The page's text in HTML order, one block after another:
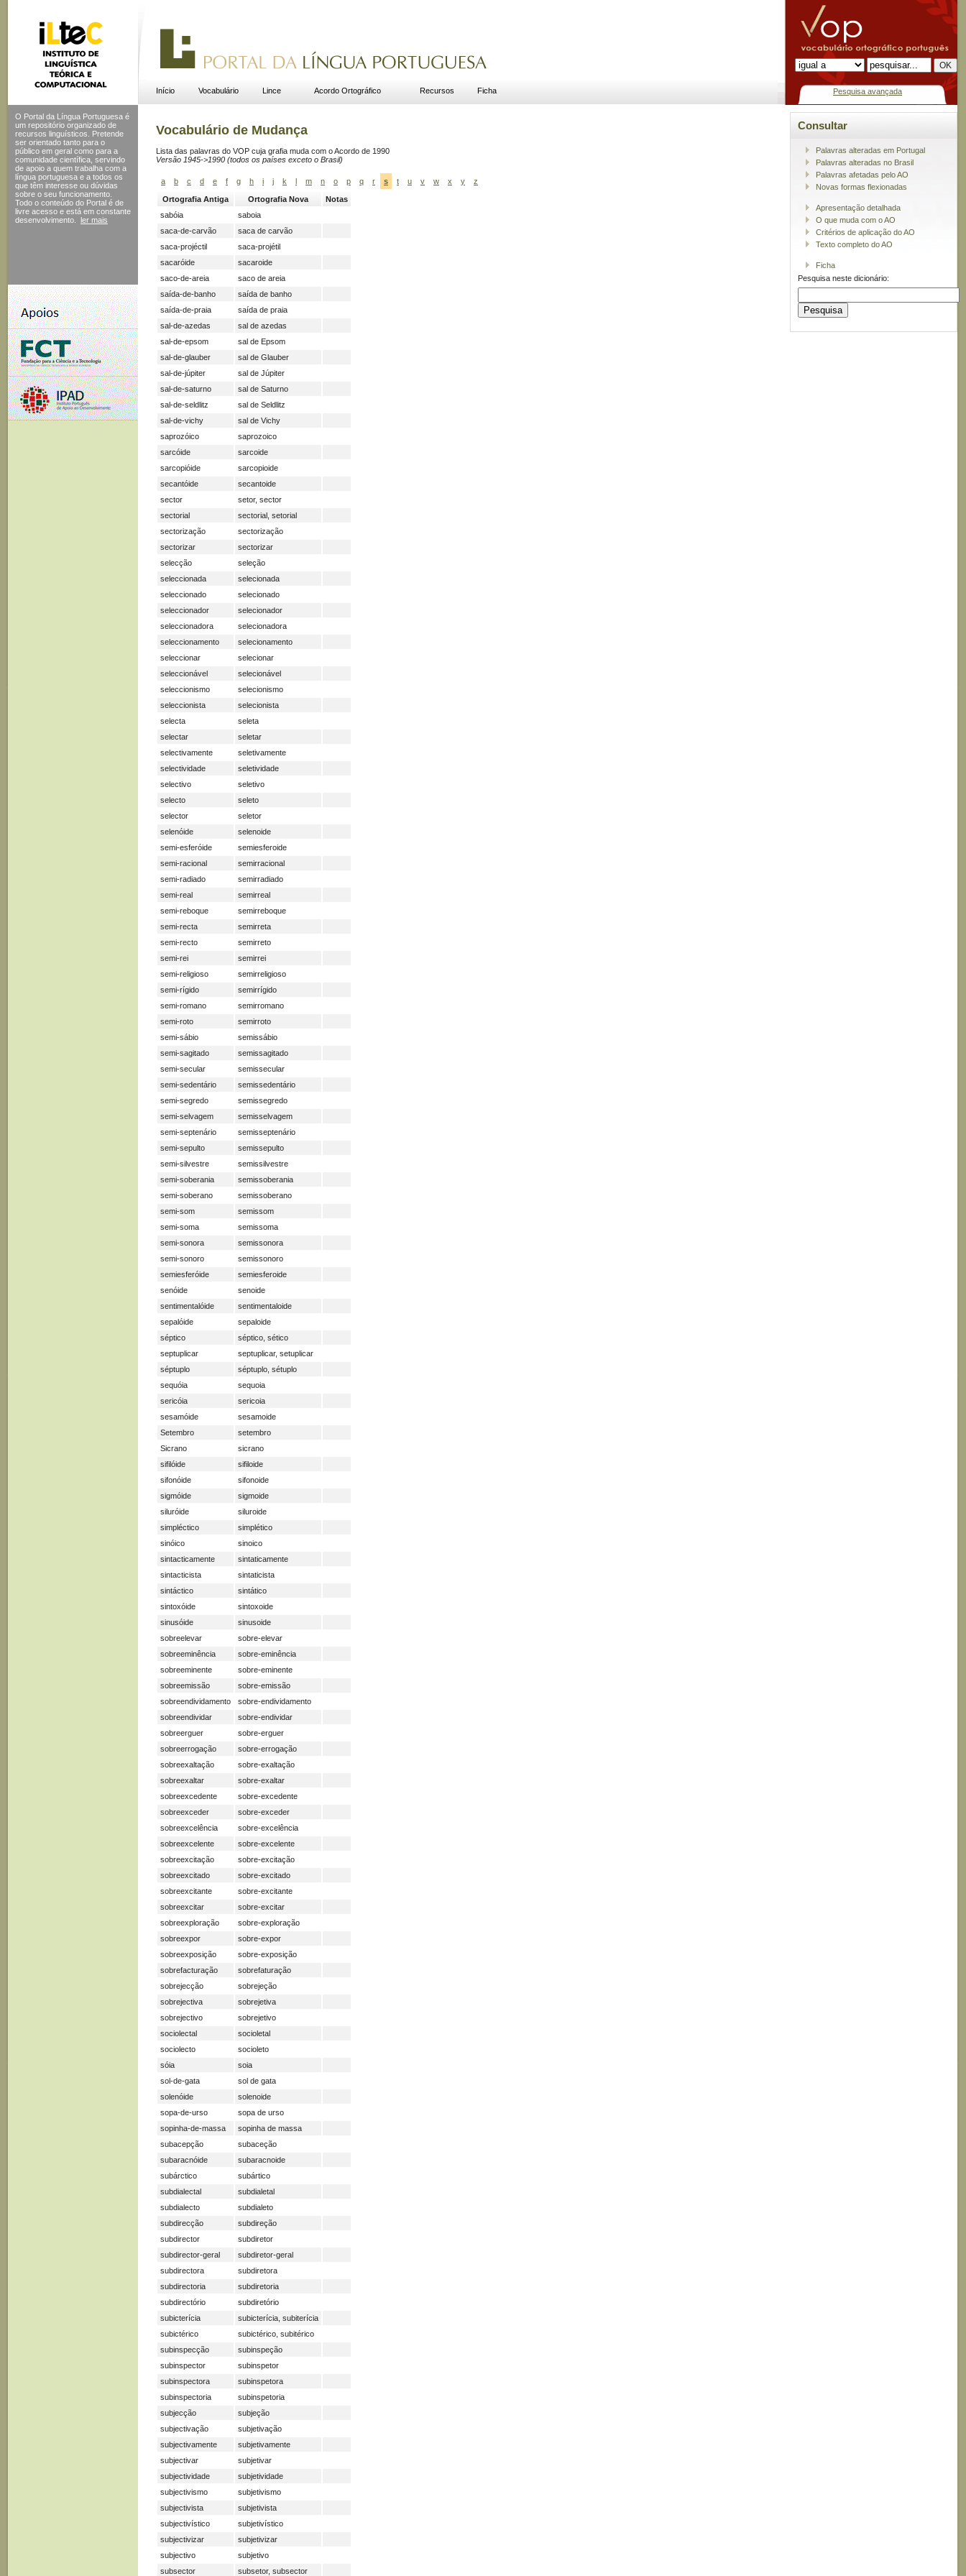
Início Vocabulário Lince Acordo Ortográfico Recursos Ficha Pesquisa avançada
O Portal da Língua Portuguesa é
um repositório organizado de
recursos linguísticos. Pretende
ser orientado tanto para o
público em geral como para a
comunidade científica, servindo
de apoio a quem trabalha com a
língua portuguesa e a todos os
que têm interesse ou dúvidas
sobre o seu funcionamento.
Todo o conteúdo do Portal é de
livre acesso e está em constante
desenvolvimento.
ler mais
Vocabulário de Mudança
Lista das palavras do VOP cuja grafia muda com o Acordo de 1990
Versão 1945->1990 (todos os países exceto o Brasil)
a b c d e f g h i j k l m n o p q r s t u v w x y z
Ortografia Antiga Ortografia Nova
Notas
sabóia
saboia
saca-de-carvão
saca de carvão
saca-projéctil
saca-projétil
sacaróide
sacaroide
saco-de-areia
saco de areia
saída-de-banho
saída de banho
saída-de-praia
saída de praia
sal-de-azedas
sal de azedas
sal-de-epsom
sal de Epsom
sal-de-glauber
sal de Glauber
sal-de-júpiter
sal de Júpiter
sal-de-saturno
sal de Saturno
sal-de-seldlitz
sal de Seldlitz
sal-de-vichy
sal de Vichy
saprozóico
saprozoico
sarcóide
sarcoide
sarcopióide
sarcopioide
secantóide
secantoide
sector
setor, sector
sectorial
sectorial, setorial
sectorização
sectorização
sectorizar
sectorizar
selecção
seleção
seleccionada
selecionada
seleccionado
selecionado
seleccionador
selecionador
seleccionadora
selecionadora
seleccionamento
selecionamento
seleccionar
selecionar
seleccionável
selecionável
seleccionismo
selecionismo
seleccionista
selecionista
selecta
seleta
selectar
seletar
selectivamente
seletivamente
selectividade
seletividade
selectivo
seletivo
selecto
seleto
selector
seletor
selenóide
selenoide
semi-esferóide
semiesferoide
semi-racional
semirracional
semi-radiado
semirradiado
semi-real
semirreal
semi-reboque
semirreboque
semi-recta
semirreta
semi-recto
semirreto
semi-rei
semirrei
semi-religioso
semirreligioso
semi-rígido
semirrígido
semi-romano
semirromano
semi-roto
semirroto
semi-sábio
semissábio
semi-sagitado
semissagitado
semi-secular
semissecular
semi-sedentário
semissedentário
semi-segredo
semissegredo
semi-selvagem
semisselvagem
semi-septenário
semisseptenário
semi-sepulto
semissepulto
semi-silvestre
semissilvestre
semi-soberania
semissoberania
semi-soberano
semissoberano
semi-som
semissom
semi-soma
semissoma
semi-sonora
semissonora
semi-sonoro
semissonoro
semiesferóide
semiesferoide
senóide
senoide
sentimentalóide
sentimentaloide
sepalóide
sepaloide
séptico
séptico, sético
septuplicar
septuplicar, setuplicar
séptuplo
séptuplo, sétuplo
sequóia
sequoia
sericóia
sericoia
sesamóide
sesamoide
Setembro
setembro
Sicrano
sicrano
sifilóide
sifiloide
sifonóide
sifonoide
sigmóide
sigmoide
siluróide
siluroide
simpléctico
simplético
sinóico
sinoico
sintacticamente
sintaticamente
sintacticista
sintaticista
sintáctico
sintático
sintoxóide
sintoxoide
sinusóide
sinusoide
sobreelevar
sobre-elevar
sobreeminência
sobre-eminência
sobreeminente
sobre-eminente
sobreemissão
sobre-emissão
sobreendividamento
sobre-endividamento
sobreendividar
sobre-endividar
sobreerguer
sobre-erguer
sobreerrogação
sobre-errogação
sobreexaltação
sobre-exaltação
sobreexaltar
sobre-exaltar
sobreexcedente
sobre-excedente
sobreexceder
sobre-exceder
sobreexcelência
sobre-excelência
sobreexcelente
sobre-excelente
sobreexcitação
sobre-excitação
sobreexcitado
sobre-excitado
sobreexcitante
sobre-excitante
sobreexcitar
sobre-excitar
sobreexploração
sobre-exploração
sobreexpor
sobre-expor
sobreexposição
sobre-exposição
sobrefacturação
sobrefaturação
sobrejecção
sobrejeção
sobrejectiva
sobrejetiva
sobrejectivo
sobrejetivo
sociolectal
socioletal
sociolecto
socioleto
sóia
soia
sol-de-gata
sol de gata
solenóide
solenoide
sopa-de-urso
sopa de urso
sopinha-de-massa
sopinha de massa
subacepção
subaceção
subaracnóide
subaracnoide
subárctico
subártico
subdialectal
subdialetal
subdialecto
subdialeto
subdirecção
subdireção
subdirector
subdiretor
subdirector-geral
subdiretor-geral
subdirectora
subdiretora
subdirectoria
subdiretoria
subdirectório
subdiretório
subicterícia
subicterícia, subiterícia
subictérico
subictérico, subitérico
subinspecção
subinspeção
subinspector
subinspetor
subinspectora
subinspetora
subinspectoria
subinspetoria
subjecção
subjeção
subjectivação
subjetivação
subjectivamente
subjetivamente
subjectivar
subjetivar
subjectividade
subjetividade
subjectivismo
subjetivismo
subjectivista
subjetivista
subjectivístico
subjetivístico
subjectivizar
subjetivizar
subjectivo
subjetivo
subsector
subsetor, subsector
Consultar
Palavras alteradas em Portugal
Palavras alteradas no Brasil
Palavras afetadas pelo AO
Novas formas flexionadas
Apresentação detalhada
O que muda com o AO
Critérios de aplicação do AO
Texto completo do AO
Ficha
Pesquisa neste dicionário: